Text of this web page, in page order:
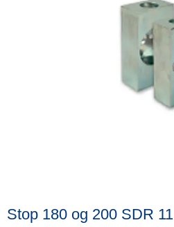
Stop 180 og 200 SDR 11